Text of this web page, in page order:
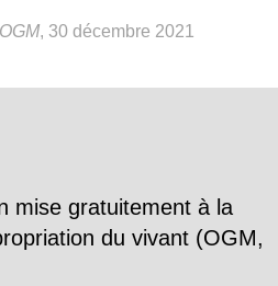
, 30 décembre 2021
mise gratuitement à la
du vivant (OGM,